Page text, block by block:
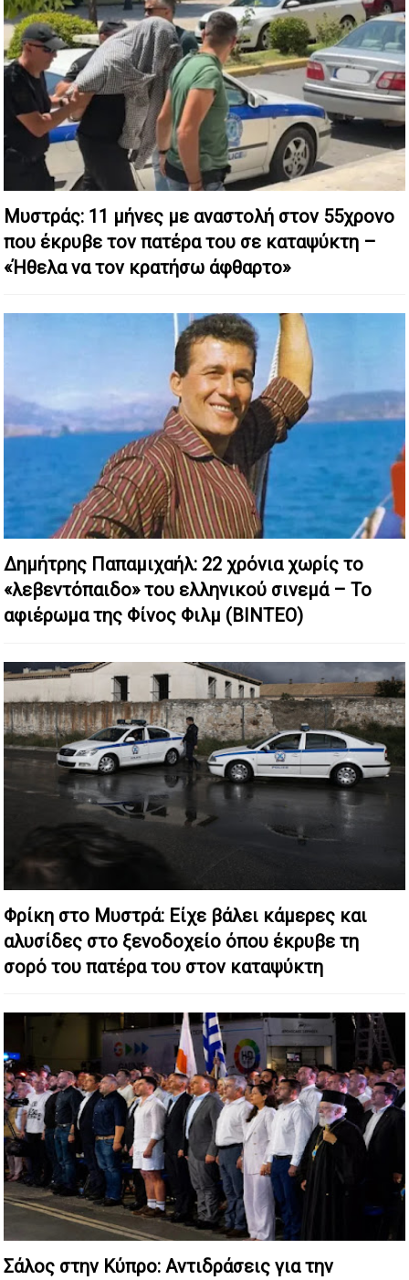
Μυστράς: 11 μήνες με αναστολή στον 55χρονο
που έκρυβε τον πατέρα του σε καταψύκτη –
«Ήθελα να τον κρατήσω άφθαρτο»
Δημήτρης Παπαμιχαήλ: 22 χρόνια χωρίς το
«λεβεντόπαιδο» του ελληνικού σινεμά – Το
αφιέρωμα της Φίνος Φιλμ (ΒΙΝΤΕΟ)
Φρίκη στο Μυστρά: Είχε βάλει κάμερες και
αλυσίδες στο ξενοδοχείο όπου έκρυβε τη
σορό του πατέρα του στον καταψύκτη
Σάλος στην Κύπρο: Αντιδράσεις για την